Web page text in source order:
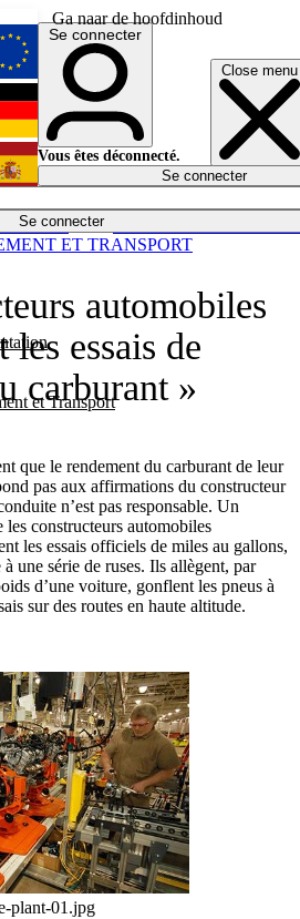
Ga naar de hoofdinhoud
Close menu
Se connecter
et Transport
Économie
English
Deutsch
Español
Se connecter
Vous êtes déconnecté.
Se connecter
automobiles
essais de
carburant »
que le rendement du carburant de leur
pas aux affirmations du constructeur
n’est pas responsable. Un
constructeurs automobiles
les essais officiels de miles au gallons,
une série de ruses. Ils allègent, par
d’une voiture, gonflent les pneus à
sur des routes en haute altitude.
ET TRANSPORT
plant-01.jpg